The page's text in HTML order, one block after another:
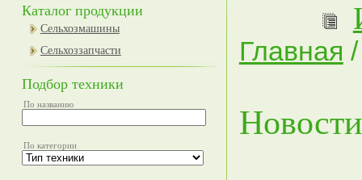
Каталог продукции
Сельхозмашины
Сельхоззапчасти
Подбор техники
По названию
По категории
Главная
Новости